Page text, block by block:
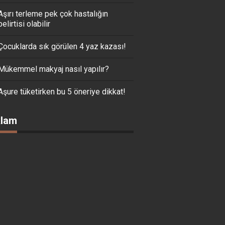
terleme pek çok hastalığın
olabilir
sık görülen 4 yaz kazası!
makyaj nasıl yapılır?
tüketirken bu 5 öneriye dikkat!